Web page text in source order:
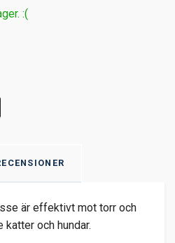
:(
är effektivt mot torr och
och hundar.